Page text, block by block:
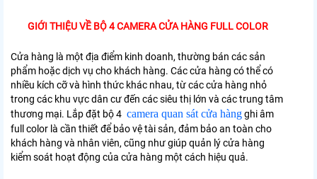
GIỚI THIỆU VỀ BỘ 4 CAMERA CỬA HÀNG FULL COLOR
Cửa hàng là một địa điểm kinh doanh, thường bán các sản
phẩm hoặc dịch vụ cho khách hàng. Các cửa hàng có thể có
nhiều kích cỡ và hình thức khác nhau, từ các cửa hàng nhỏ
trong các khu vực dân cư đến các siêu thị lớn và các trung tâm
thương mại. Lắp đặt bộ 4 camera quan sát cửa hàngghi âm
full color là cần thiết để bảo vệ tài sản, đảm bảo an toàn cho
khách hàng và nhân viên, cũng như giúp quản lý cửa hàng
kiểm soát hoạt động của cửa hàng một cách hiệu quả.